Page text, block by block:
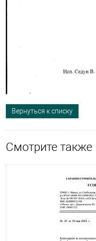
Вернуться к списку
Смотрите также